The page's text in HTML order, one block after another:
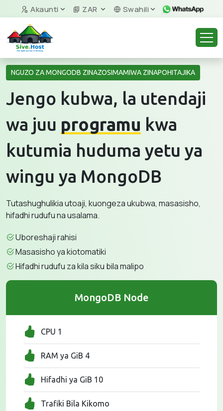
Akaunti ZAR Swahili
NGUZO ZA MONGODB ZINAZOSIMAMIWA ZINAPOHITAJIKA
Jengo kubwa, la utendaji
wa juu programu kwa
kutumia huduma yetu ya
wingu ya MongoDB
Tutashughulikia utoaji, kuongeza ukubwa, masasisho,
hifadhi rudufu na usalama.
Uboreshaji rahisi
Masasisho ya kiotomatiki
Hifadhi rudufu za kila siku bila malipo
MongoDB Node
CPU 1
RAM ya GiB 4
Hifadhi ya GiB 10
Trafiki Bila Kikomo